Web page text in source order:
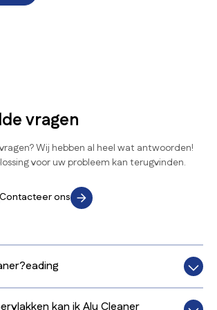
vragen
Wij hebben al heel wat antwoorden!
voor uw probleem kan terugvinden.
Contacteer ons